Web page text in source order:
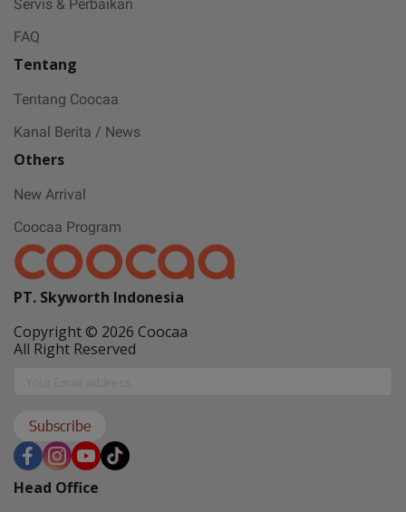
Servis & Perbaikan
FAQ
Tentang
Tentang Coocaa
Kanal Berita / News
Others
New Arrival
Coocaa Program
PT. Skyworth Indonesia
Copyright © 2026 Coocaa
All Right Reserved
Subscribe
Head Office